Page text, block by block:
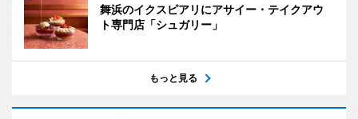
舞浜のイクスピアリにアサイー・テイクアウ
ト専門店「シュガリー」
もっと見る